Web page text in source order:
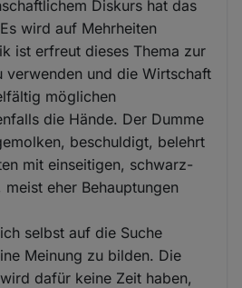
Diskurs hat das
wird auf Mehrheiten
ist erfreut dieses Thema zur
verwenden und die Wirtschaft
möglichen
die Hände. Der Dumme
beschuldigt, belehrt
mit einseitigen, schwarz-
eher Behauptungen
selbst auf die Suche
Meinung zu bilden. Die
dafür keine Zeit haben,